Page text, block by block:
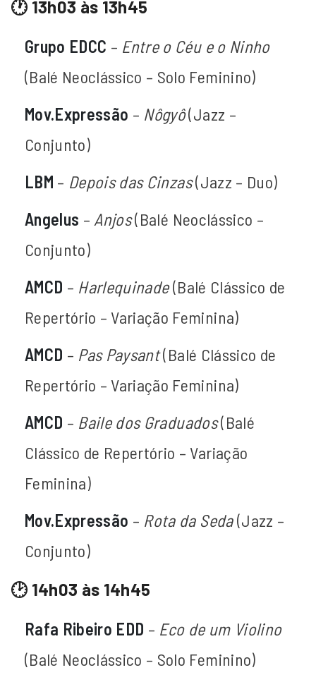
🕐 13h03 às 13h45
Grupo EDCC – Entre o Céu e o Ninho
(Balé Neoclássico – Solo Feminino)
Mov.Expressão – Nôgyô(Jazz –
Conjunto)
LBM – Depois das Cinzas(Jazz – Duo)
Angelus – Anjos(Balé Neoclássico –
Conjunto)
AMCD – Harlequinade(Balé Clássico de
Repertório – Variação Feminina)
AMCD – Pas Paysant(Balé Clássico de
Repertório – Variação Feminina)
AMCD – Baile dos Graduados(Balé
Clássico de Repertório – Variação
Feminina)
Mov.Expressão – Rota da Seda(Jazz –
Conjunto)
🕑 14h03 às 14h45
Rafa Ribeiro EDD – Eco de um Violino
(Balé Neoclássico – Solo Feminino)